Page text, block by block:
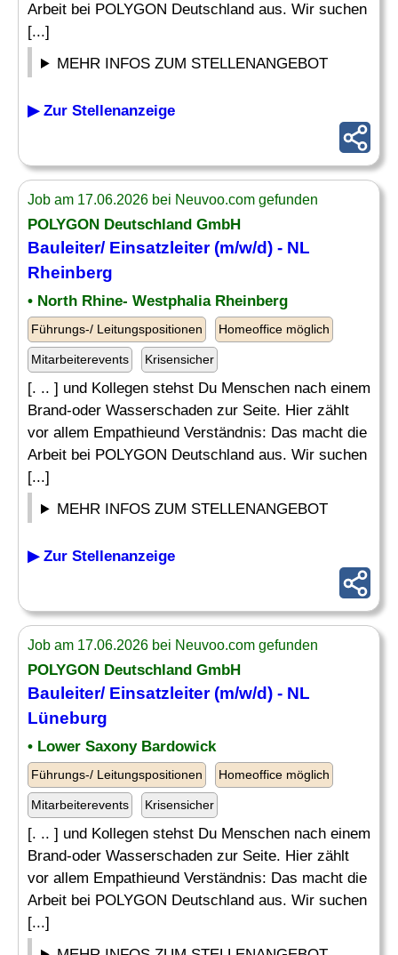
Arbeit bei POLYGON Deutschland aus. Wir suchen
[...]
MEHR INFOS ZUM STELLENANGEBOT
▶ Zur Stellenanzeige
Job am 17.06.2026 bei Neuvoo.com gefunden
POLYGON Deutschland GmbH
Bauleiter/ Einsatzleiter(m/w/d) - NL
Rheinberg
• North Rhine- Westphalia Rheinberg
Führungs-/ Leitungspositionen Homeoffice möglich
Mitarbeiterevents Krisensicher
[. .. ] und Kollegen stehst Du Menschen nach einem
Brand-oder Wasserschaden zur Seite. Hier zählt
vor allem Empathieund Verständnis: Das macht die
Arbeit bei POLYGON Deutschland aus. Wir suchen
[...]
MEHR INFOS ZUM STELLENANGEBOT
▶ Zur Stellenanzeige
Job am 17.06.2026 bei Neuvoo.com gefunden
POLYGON Deutschland GmbH
Bauleiter/ Einsatzleiter(m/w/d) - NL
Lüneburg
• Lower Saxony Bardowick
Führungs-/ Leitungspositionen Homeoffice möglich
Mitarbeiterevents Krisensicher
[. .. ] und Kollegen stehst Du Menschen nach einem
Brand-oder Wasserschaden zur Seite. Hier zählt
vor allem Empathieund Verständnis: Das macht die
Arbeit bei POLYGON Deutschland aus. Wir suchen
[...]